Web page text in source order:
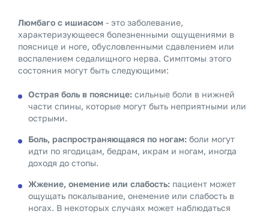
Люмбаго с ишиасом - это заболевание,
характеризующееся болезненными ощущениями в
пояснице и ноге, обусловленными сдавлением или
воспалением седалищного нерва. Симптомы этого
состояния могут быть следующими:
Острая боль в пояснице: сильные боли в нижней
части спины, которые могут быть неприятными или
острыми.
Боль, распространяющаяся по ногам: боли могут
идти по ягодицам, бедрам, икрам и ногам, иногда
доходя до стопы.
Жжение, онемение или слабость: пациент может
ощущать покалывание, онемение или слабость в
ногах. В некоторых случаях может наблюдаться